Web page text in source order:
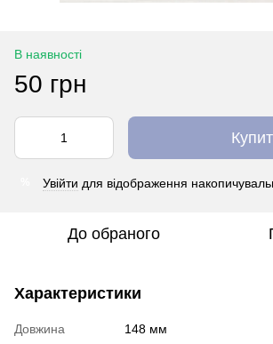
В наявності
50 грн
Увійти для відображення
До обраного
Характеристики
Довжина
148 мм